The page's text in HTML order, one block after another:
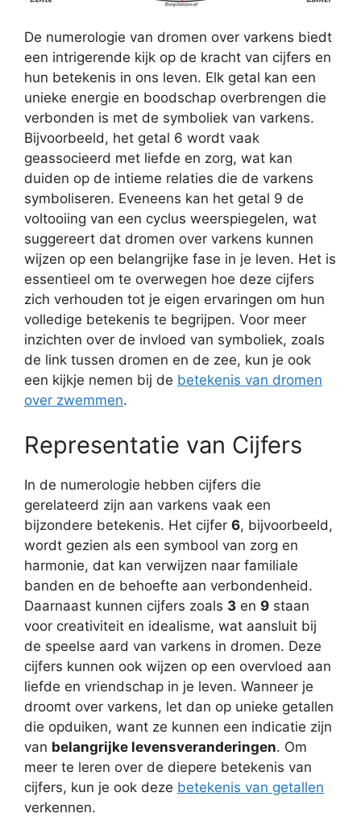
De numerologie van dromen over varkens biedt
een intrigerende kijk op de kracht van cijfers en
hun betekenis in ons leven. Elk getal kan een
unieke energie en boodschap overbrengen die
verbonden is met de symboliek van varkens.
Bijvoorbeeld, het getal 6 wordt vaak
geassocieerd met liefde en zorg, wat kan
duiden op de intieme relaties die de varkens
symboliseren. Eveneens kan het getal 9 de
voltooiing van een cyclus weerspiegelen, wat
suggereert dat dromen over varkens kunnen
wijzen op een belangrijke fase in je leven. Het is
essentieel om te overwegen hoe deze cijfers
zich verhouden tot je eigen ervaringen om hun
volledige betekenis te begrijpen. Voor meer
inzichten over de invloed van symboliek, zoals
de link tussen dromen en de zee, kun je ook
een kijkje nemen bij de betekenis van dromen
over zwemmen.
Representatie van Cijfers
In de numerologie hebben cijfers die
gerelateerd zijn aan varkens vaak een
bijzondere betekenis. Het cijfer 6, bijvoorbeeld,
wordt gezien als een symbool van zorg en
harmonie, dat kan verwijzen naar familiale
banden en de behoefte aan verbondenheid.
Daarnaast kunnen cijfers zoals 3 en 9 staan
voor creativiteit en idealisme, wat aansluit bij
de speelse aard van varkens in dromen. Deze
cijfers kunnen ook wijzen op een overvloed aan
liefde en vriendschap in je leven. Wanneer je
droomt over varkens, let dan op unieke getallen
die opduiken, want ze kunnen een indicatie zijn
van belangrijke levensveranderingen. Om
meer te leren over de diepere betekenis van
cijfers, kun je ook deze betekenis van getallen
verkennen.